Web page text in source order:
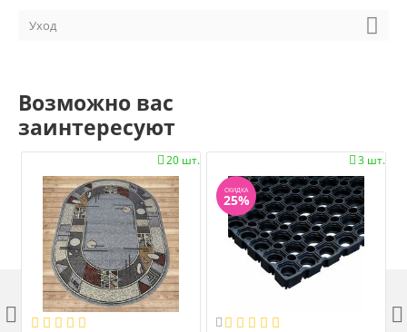
Уход
Возможно вас
заинтересуют
20 шт.
 3 шт.

СКИДКА
25%

 